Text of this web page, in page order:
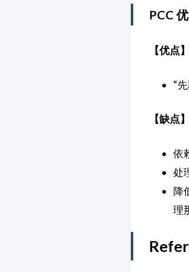
PCC
【优点】
“
【缺点】
依
处
降
理